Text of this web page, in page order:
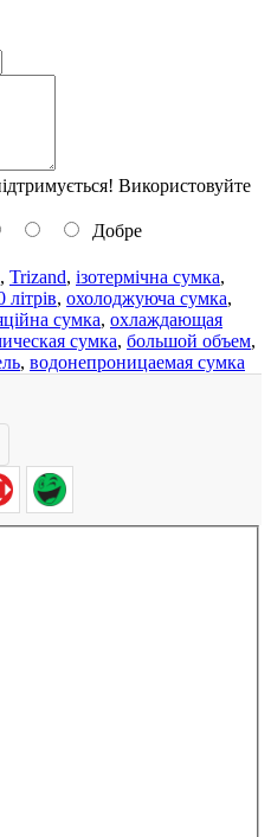
Використовуйте
Добре
, Trizand, ізотермічна сумка,
літрів, охолоджуюча сумка,
сумка, охлаждающая
сумка, большой объем,
, водонепроницаемая сумка